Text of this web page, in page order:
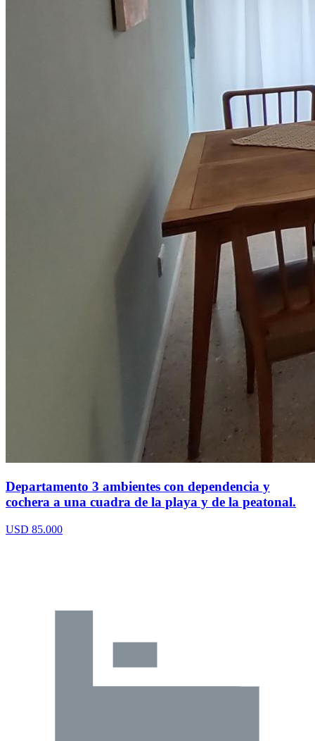
Departamento 3 ambientes con dependencia y
cochera a una cuadra de la playa y de la peatonal.
USD 85.000